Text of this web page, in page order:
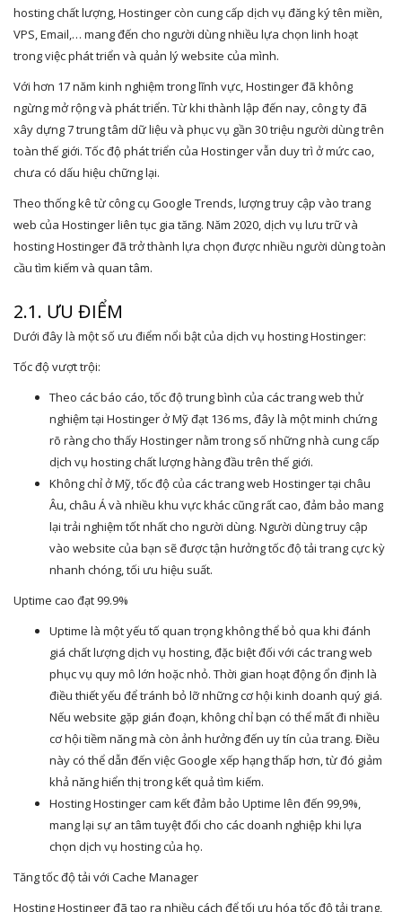
hosting chất lượng, Hostinger còn cung cấp dịch vụ đăng ký tên miền,
VPS, Email,… mang đến cho người dùng nhiều lựa chọn linh hoạt
trong việc phát triển và quản lý website của mình.
Với hơn 17 năm kinh nghiệm trong lĩnh vực, Hostinger đã không
ngừng mở rộng và phát triển. Từ khi thành lập đến nay, công ty đã
xây dựng 7 trung tâm dữ liệu và phục vụ gần 30 triệu người dùng trên
toàn thế giới. Tốc độ phát triển của Hostinger vẫn duy trì ở mức cao,
chưa có dấu hiệu chững lại.
Theo thống kê từ công cụ Google Trends, lượng truy cập vào trang
web của Hostinger liên tục gia tăng. Năm 2020, dịch vụ lưu trữ và
hosting Hostinger đã trở thành lựa chọn được nhiều người dùng toàn
cầu tìm kiếm và quan tâm.
2.1. ƯU ĐIỂM
Dưới đây là một số ưu điểm nổi bật của dịch vụ hosting Hostinger:
Tốc độ vượt trội:
Theo các báo cáo, tốc độ trung bình của các trang web thử
nghiệm tại Hostinger ở Mỹ đạt 136 ms, đây là một minh chứng
rõ ràng cho thấy Hostinger nằm trong số những nhà cung cấp
dịch vụ hosting chất lượng hàng đầu trên thế giới.
Không chỉ ở Mỹ, tốc độ của các trang web Hostinger tại châu
Âu, châu Á và nhiều khu vực khác cũng rất cao, đảm bảo mang
lại trải nghiệm tốt nhất cho người dùng. Người dùng truy cập
vào website của bạn sẽ được tận hưởng tốc độ tải trang cực kỳ
nhanh chóng, tối ưu hiệu suất.
Uptime cao đạt 99.9%
Uptime là một yếu tố quan trọng không thể bỏ qua khi đánh
giá chất lượng dịch vụ hosting, đặc biệt đối với các trang web
phục vụ quy mô lớn hoặc nhỏ. Thời gian hoạt động ổn định là
điều thiết yếu để tránh bỏ lỡ những cơ hội kinh doanh quý giá.
Nếu website gặp gián đoạn, không chỉ bạn có thể mất đi nhiều
cơ hội tiềm năng mà còn ảnh hưởng đến uy tín của trang. Điều
này có thể dẫn đến việc Google xếp hạng thấp hơn, từ đó giảm
khả năng hiển thị trong kết quả tìm kiếm.
Hosting Hostinger cam kết đảm bảo Uptime lên đến 99,9%,
mang lại sự an tâm tuyệt đối cho các doanh nghiệp khi lựa
chọn dịch vụ hosting của họ.
Tăng tốc độ tải với Cache Manager
Hosting Hostinger đã tạo ra nhiều cách để tối ưu hóa tốc độ tải trang,